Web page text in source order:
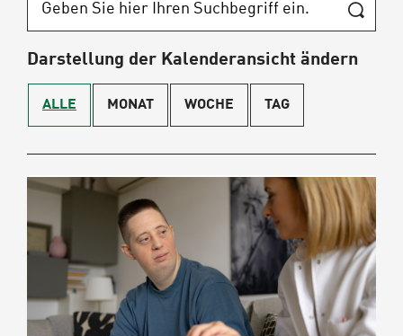
Darstellung der Kalenderansicht ändern
ALLE MONAT WOCHE TAG